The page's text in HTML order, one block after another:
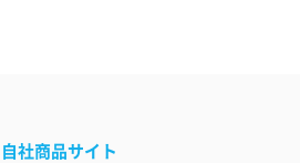
自社商品サイト